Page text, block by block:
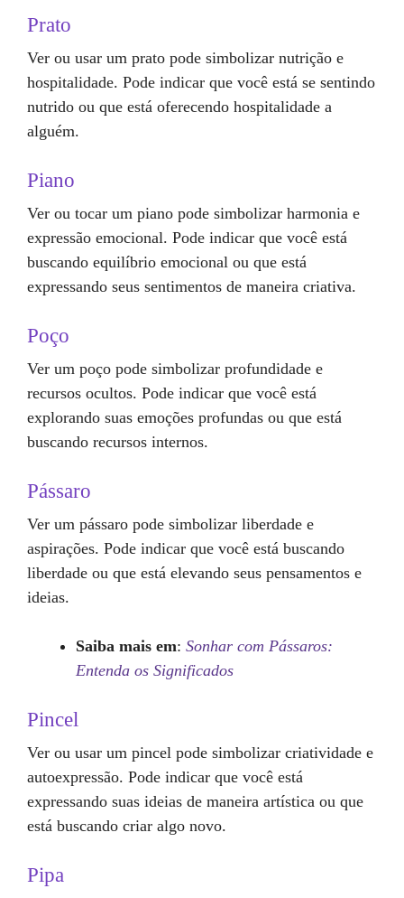
Prato
Ver ou usar um prato pode simbolizar nutrição e
hospitalidade. Pode indicar que você está se sentindo
nutrido ou que está oferecendo hospitalidade a
alguém.
Piano
Ver ou tocar um piano pode simbolizar harmonia e
expressão emocional. Pode indicar que você está
buscando equilíbrio emocional ou que está
expressando seus sentimentos de maneira criativa.
Poço
Ver um poço pode simbolizar profundidade e
recursos ocultos. Pode indicar que você está
explorando suas emoções profundas ou que está
buscando recursos internos.
Pássaro
Ver um pássaro pode simbolizar liberdade e
aspirações. Pode indicar que você está buscando
liberdade ou que está elevando seus pensamentos e
ideias.
Saiba mais em: Sonhar com Pássaros:
Entenda os Significados
Pincel
Ver ou usar um pincel pode simbolizar criatividade e
autoexpressão. Pode indicar que você está
expressando suas ideias de maneira artística ou que
está buscando criar algo novo.
Pipa